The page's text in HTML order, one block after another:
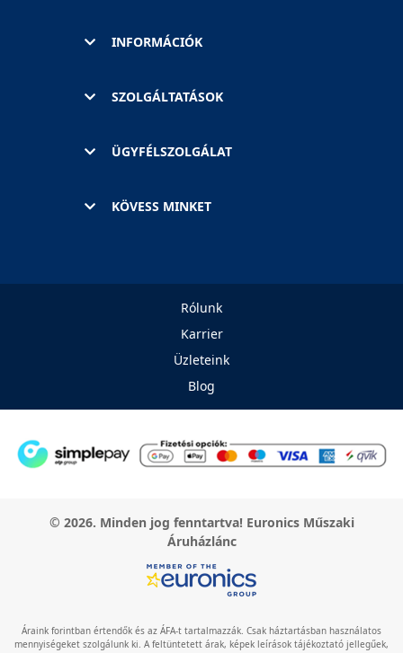
INFORMÁCIÓK
SZOLGÁLTATÁSOK
ÜGYFÉLSZOLGÁLAT
KÖVESS MINKET
Rólunk
Karrier
Üzleteink
Blog
© 2026. Minden jog fenntartva! Euronics Műszaki
Áruházlánc
Áraink forintban értendők és az ÁFA-t tartalmazzák. Csak háztartásban használatos
mennyiségeket szolgálunk ki. A feltüntetett árak, képek leírások tájékoztató jellegűek,